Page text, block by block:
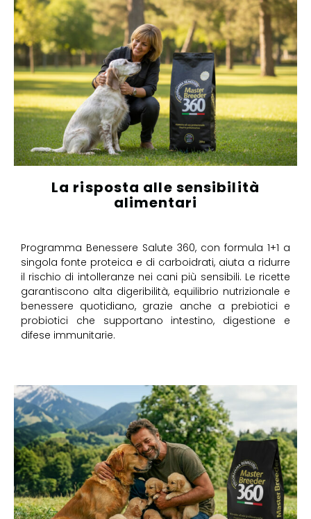
La risposta alle sensibilità
alimentari
Programma Benessere Salute 360, con formula 1+1 a
singola fonte proteica e di carboidrati, aiuta a ridurre
il rischio di intolleranze nei cani più sensibili. Le ricette
garantiscono alta digeribilità, equilibrio nutrizionale e
benessere quotidiano, grazie anche a prebiotici e
probiotici che supportano intestino, digestione e
difese immunitarie.